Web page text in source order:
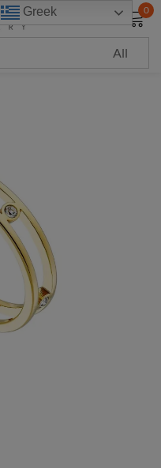
0
Greek
check